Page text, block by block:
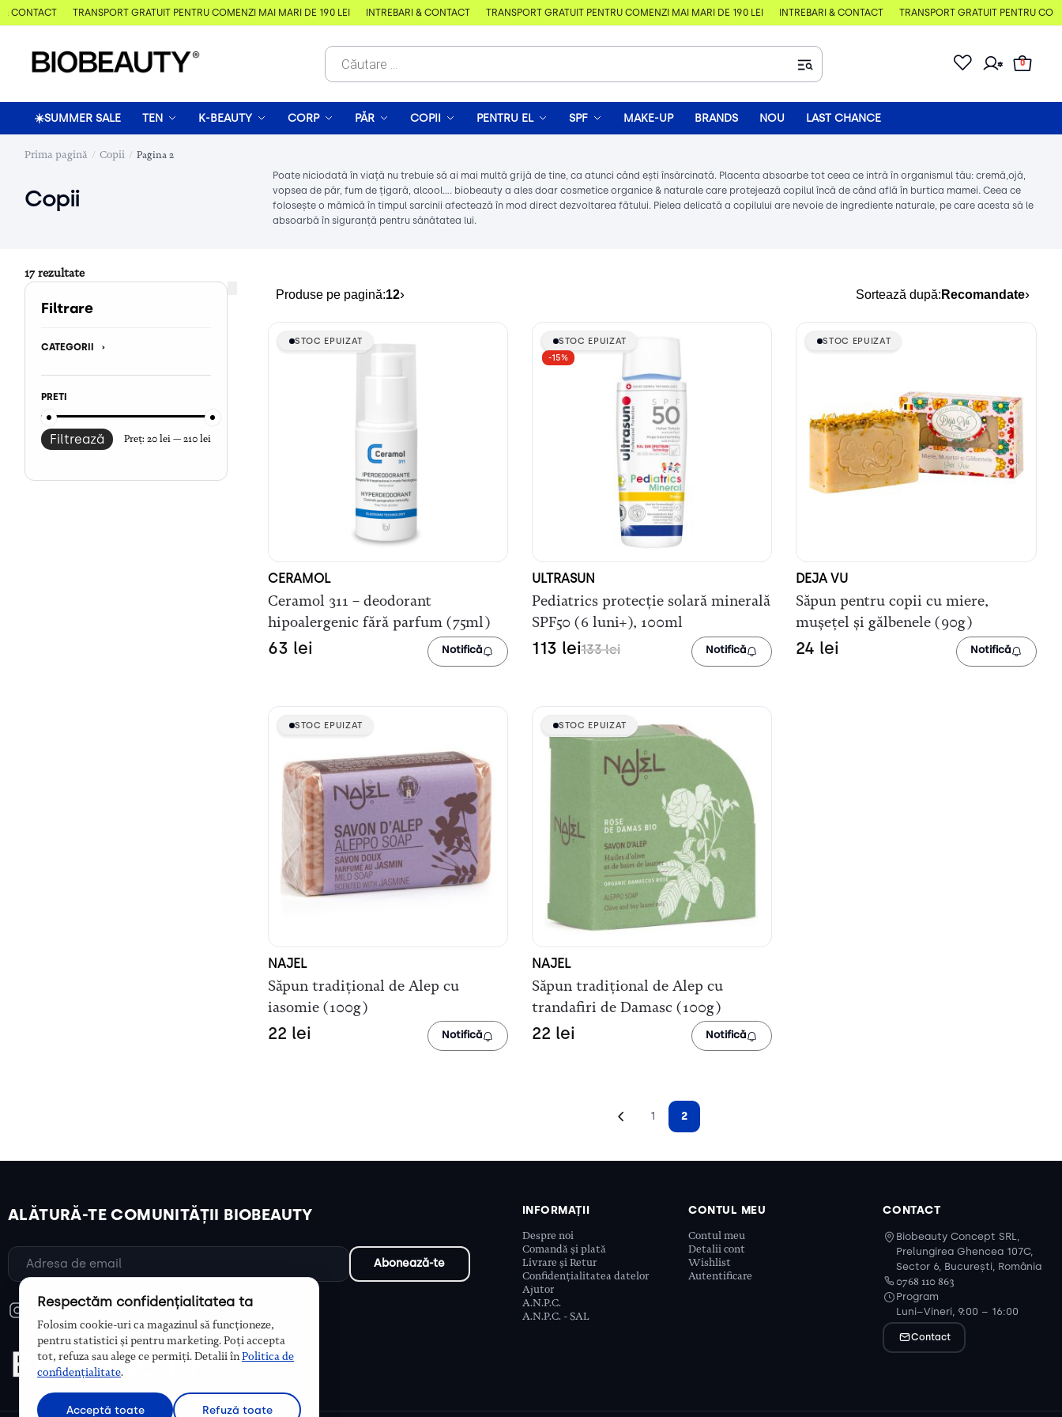
CONTACT TRANSPORT GRATUIT PENTRU COMENZI MAI MARI DE 190 LEI ÎNTREBĂRI & CONTACT TRANSPORT GRATUIT PENTRU COMENZI MAI MARI DE 190 LEI ÎNTREBĂRI & CONTACT TRANSPORT GRATUIT PENTRU
0
☀️SUMMER SALE TEN K-BEAUTY CORP PĂR COPII PENTRU EL SPF MAKE-UP BRANDS NOU LAST CHANCE
Prima pagină / Copii / Pagina 2
Copii
Poate niciodată în viață nu trebuie să ai mai multă grijă de tine, ca atunci când ești însărcinată. Placenta absoarbe tot ceea ce intră în organismul tău: cremă,ojă,
vopsea de păr, fum de țigară, alcool…. biobeauty a ales doar cosmetice organice & naturale care protejează copilul încă de când află în burtica mamei. Ceea ce
folosește o mămică în timpul sarcinii afectează în mod direct dezvoltarea fătului. Pielea delicată a copilului are nevoie de ingrediente naturale, pe care acesta să le
absoarbă în siguranță pentru sănătatea lui.
17 rezultate
Produse pe pagină:12› Sortează după: Recomandate›
STOC EPUIZAT
STOC EPUIZAT
CERAMOL
Ceramol 311 – deodorant
hipoalergenic fără parfum (75ml)
63 lei Notifică
STOC EPUIZAT
-15%
STOC EPUIZAT
ULTRASUN
Pediatrics protecție solară minerală
SPF50 (6 luni+), 100ml
133lei
113 lei Notifică
STOC EPUIZAT
STOC EPUIZAT
DEJA VU
Săpun pentru copii cu miere,
mușețel și gălbenele (90g)
24 lei Notifică
STOC EPUIZAT
STOC EPUIZAT
NAJEL
Săpun tradițional de Alep cu
iasomie (100g)
22 lei Notifică
STOC EPUIZAT
STOC EPUIZAT
NAJEL
Săpun tradițional de Alep cu
trandafiri de Damasc (100g)
22 lei Notifică
1 2
CATEGORII ›
PRETI
Filtrează Preț: 20 lei— 210 lei
ALĂTURĂ-TE COMUNITĂȚII BIOBEAUTY INFORMAȚII
Despre noi
Comandă și plată
Livrare și Retur
Confidențialitatea datelor
Ajutor
A.N.P.C.
A.N.P.C. - SAL
CONTUL MEU
Contul meu
Detalii cont
Wishlist
Autentificare
CONTACT
Biobeauty Concept SRL,
Prelungirea Ghencea 107C,
Sector 6, București, România
0768 110 863
Program
Luni–Vineri, 9:00 – 16:00
Contact
Respectăm confidențialitatea ta
Folosim cookie-uri ca magazinul să funcționeze,
pentru statistici și pentru marketing. Poți accepta
tot, refuza sau alege ce permiți. Detalii înPolitica de
confidențialitate.
Acceptă toate Refuză toate